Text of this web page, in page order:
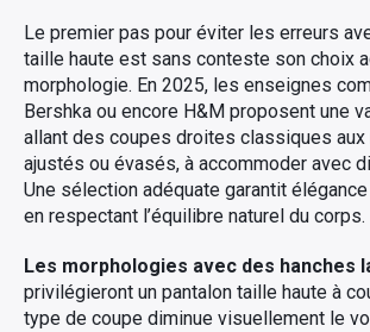
Le premier pas pour éviter les erreurs
taille haute est sans conteste son choix
morphologie. En 2025, les enseignes
Bershka ou encore H&M proposent une
allant des coupes droites classiques
ajustés ou évasés, à accommoder avec
Une sélection adéquate garantit
en respectant l’équilibre naturel du corps.
Les morphologies avec des hanches
privilégieront un pantalon taille haute à
type de coupe diminue visuellement le